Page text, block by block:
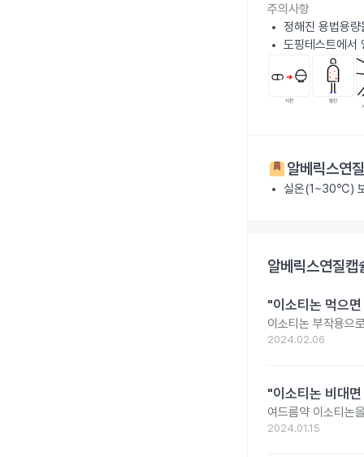
주의사항
정해진 용법용
도핑테스트에서
알베릭스연
실온(1~30℃)
알베릭스연질캡
"이소티논 먹으
이소티논 부작용으
2024.02.06
"이소티논 비대
여드름약 이소티논
2024.01.15